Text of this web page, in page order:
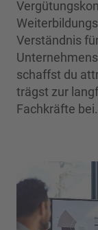
Verständnis
schaffst du
trägst zur
Fachkräfte bei.